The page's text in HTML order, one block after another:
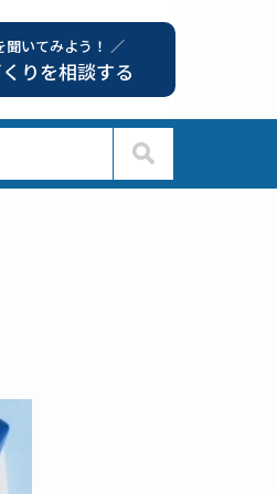
聞いてみよう！ ／
りを相談する